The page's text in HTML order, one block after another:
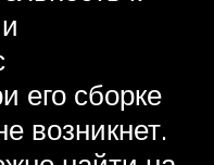
его сборке
возникнет.